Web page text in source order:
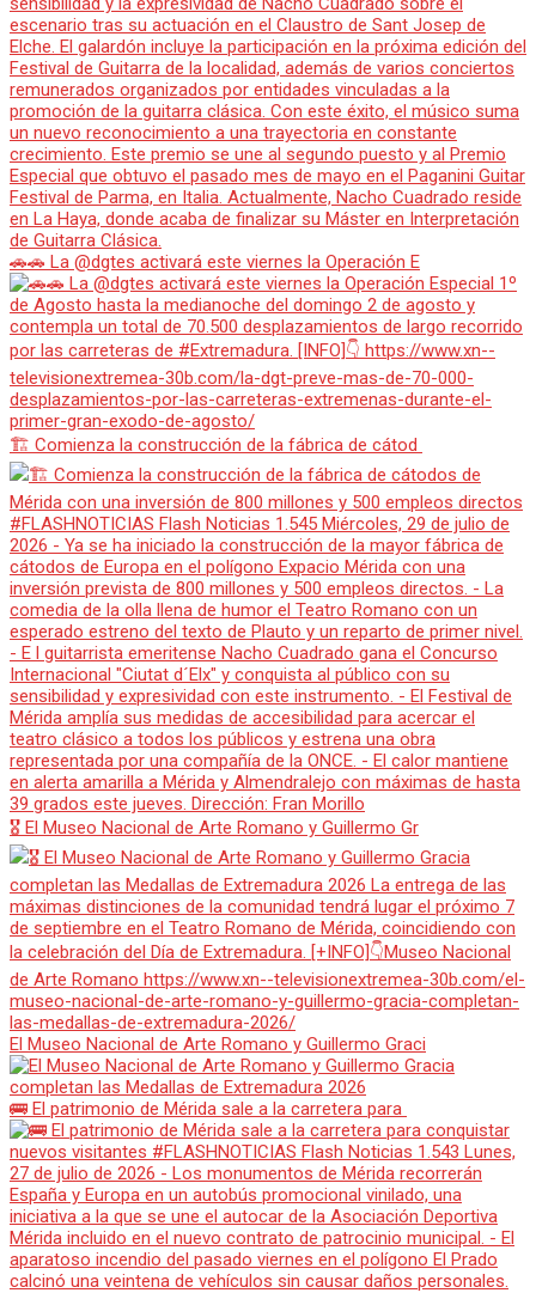
🚗🚗 La @dgtes activará este viernes la Operación E
🏗️ Comienza la construcción de la fábrica de cátod
🎖️ El Museo Nacional de Arte Romano y Guillermo Gr
El Museo Nacional de Arte Romano y Guillermo Graci
🚌 El patrimonio de Mérida sale a la carretera para